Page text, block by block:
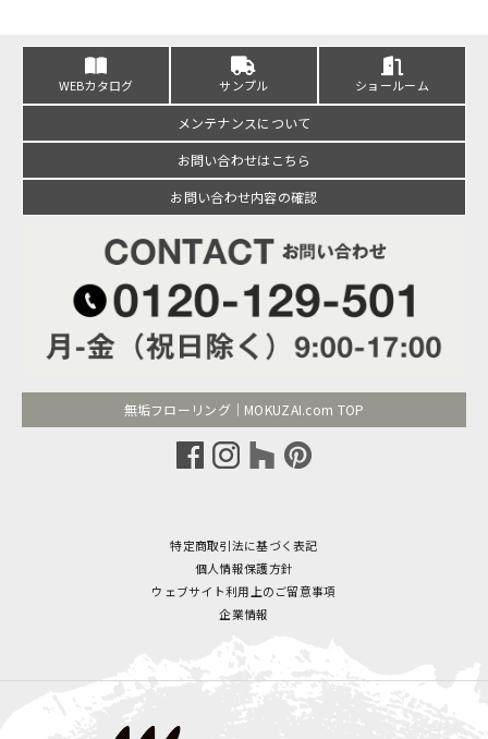
WEBカタログ サンプル ショールーム
メンテナンスについて
お問い合わせはこちら
お問い合わせ内容の確認
無垢フローリング｜MOKUZAI.com TOP
特定商取引法に基づく表記
個人情報保護方針
ウェブサイト利用上のご留意事項
企業情報